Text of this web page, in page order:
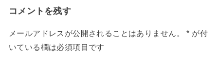
コメントを残す
メールアドレスが公開されることはありません。 * が付
いている欄は必須項目です